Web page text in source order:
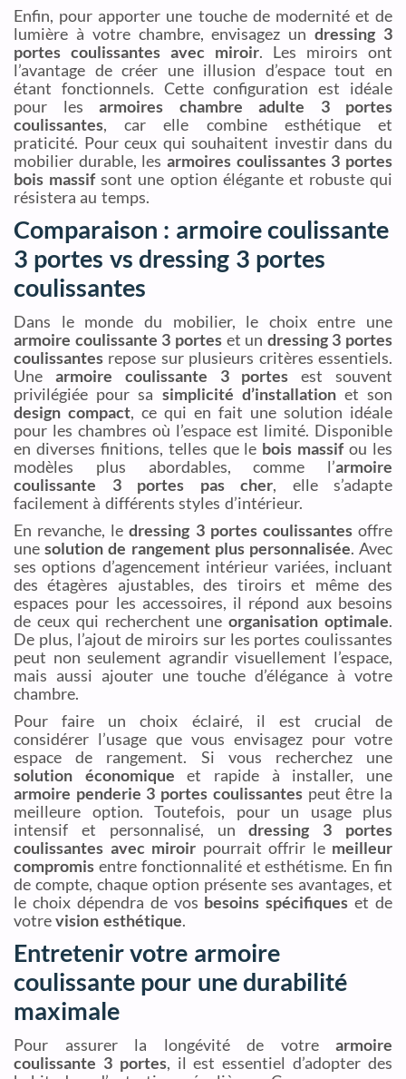
Enfin, pour apporter une touche de modernité et de
lumière à votre chambre, envisagez undressing 3
portes coulissantes avec miroir. Les miroirs ont
l’avantage de créer une illusion d’espace tout en
étant fonctionnels. Cette configuration est idéale
pour les armoires chambre adulte 3 portes
coulissantes, car elle combine esthétique et
praticité. Pour ceux qui souhaitent investir dans du
mobilier durable, les armoires coulissantes 3 portes
bois massifsont une option élégante et robuste qui
résistera au temps.
Comparaison : armoire coulissante
3 portes vs dressing 3 portes
coulissantes
Dans le monde du mobilier, le choix entre une
armoire coulissante 3 porteset un dressing 3 portes
coulissantes repose sur plusieurs critères essentiels.
Une armoire coulissante 3 portes est souvent
privilégiée pour sa simplicité d’installationet son
design compact, ce qui en fait une solution idéale
pour les chambres où l’espace est limité. Disponible
en diverses finitions, telles que le bois massifou les
modèles plus abordables, comme l’armoire
coulissante 3 portes pas cher, elle s’adapte
facilement à différents styles d’intérieur.
En revanche, ledressing 3 portes coulissantesoffre
unesolution de rangement plus personnalisée. Avec
ses options d’agencement intérieur variées, incluant
des étagères ajustables, des tiroirs et même des
espaces pour les accessoires, il répond aux besoins
de ceux qui recherchent uneorganisation optimale.
De plus, l’ajout de miroirs sur les portes coulissantes
peut non seulement agrandir visuellement l’espace,
mais aussi ajouter une touche d’élégance à votre
chambre.
Pour faire un choix éclairé, il est crucial de
considérer l’usage que vous envisagez pour votre
espace de rangement. Si vous recherchez une
solution économique et rapide à installer, une
armoire penderie 3 portes coulissantespeut être la
meilleure option. Toutefois, pour un usage plus
intensif et personnalisé, undressing 3 portes
coulissantes avec miroir pourrait offrir le meilleur
compromis entre fonctionnalité et esthétisme. En fin
de compte, chaque option présente ses avantages, et
le choix dépendra de vos besoins spécifiques et de
votrevision esthétique.
Entretenir votre armoire
coulissante pour une durabilité
maximale
Pour assurer la longévité de votre armoire
coulissante 3 portes, il est essentiel d’adopter des